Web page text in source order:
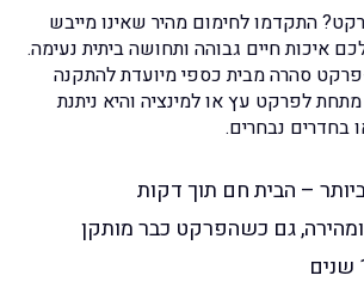
התקדמו לחימום מהיר שאינו מייבש
איכות חיים גבוהה ותחושה ביתית נעימה.
סהרה מבית כספי מיועדת להתקנה
לפרקט עץ או למינציה והיא ניתנת
בחדרים נבחרים.
– הבית חם תוך דקות
גם כשהפרקט כבר מותקן